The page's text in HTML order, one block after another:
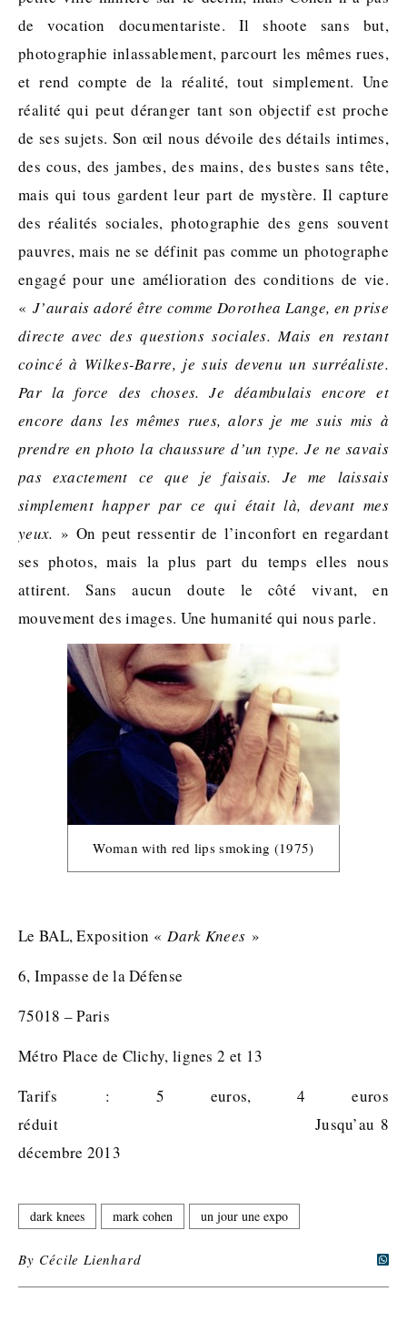
de vocation documentariste. Il shoote sans but,
photographie inlassablement, parcourt les mêmes rues,
et rend compte de la réalité, tout simplement. Une
réalité qui peut déranger tant son objectif est proche
de ses sujets. Son œil nous dévoile des détails intimes,
des cous, des jambes, des mains, des bustes sans tête,
mais qui tous gardent leur part de mystère. Il capture
des réalités sociales, photographie des gens souvent
pauvres, mais ne se définit pas comme un photographe
engagé pour une amélioration des conditions de vie.
«J’aurais adoré être comme Dorothea Lange, en prise
directe avec des questions sociales. Mais en restant
coincé à Wilkes-Barre, je suis devenu un surréaliste.
Par la force des choses. Je déambulais encore et
encore dans les mêmes rues, alors je me suis mis à
prendre en photo la chaussure d’un type. Je ne savais
pas exactement ce que je faisais. Je me laissais
simplement happer par ce qui était là, devant mes
yeux. » On peut ressentir de l’inconfort en regardant
ses photos, mais la plus part du temps elles nous
attirent. Sans aucun doute le côté vivant, en
mouvement des images. Une humanité qui nous parle.
Woman with red lips smoking (1975)
Le BAL, Exposition «Dark Knees »
6, Impasse de la Défense
75018 – Paris
Métro Place de Clichy, lignes 2 et 13
Tarifs : 5 euros, 4 euros
réduit Jusqu’au 8
décembre 2013
dark knees mark cohen un jour une expo
By Cécile Lienhard